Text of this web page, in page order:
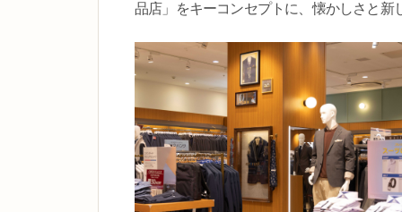
品店」をキーコンセプトに、懐かしさと新